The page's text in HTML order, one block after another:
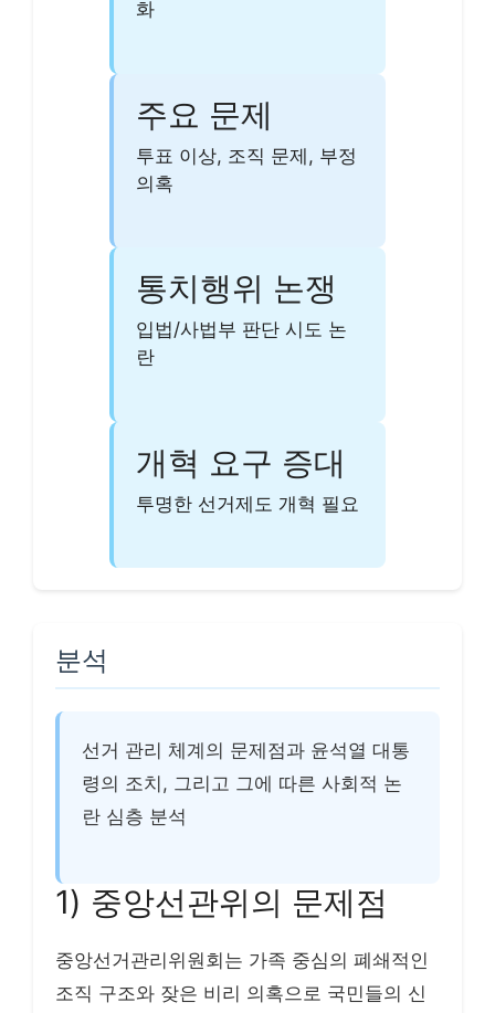
화
주요 문제
투표 이상, 조직 문제, 부정
의혹
통치행위 논쟁
입법/사법부 판단 시도 논
란
개혁 요구 증대
투명한 선거제도 개혁 필요
분석
선거 관리 체계의 문제점과 윤석열 대통
령의 조치, 그리고 그에 따른 사회적 논
란 심층 분석
1) 중앙선관위의 문제점
중앙선거관리위원회는 가족 중심의 폐쇄적인
조직 구조와 잦은 비리 의혹으로 국민들의 신